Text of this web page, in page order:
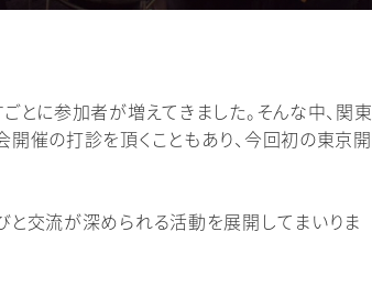
とに参加者が増えてきました。そんな中、関東
催の打診を頂くこともあり、今回初の東京開
と交流が深められる活動を展開してまいりま